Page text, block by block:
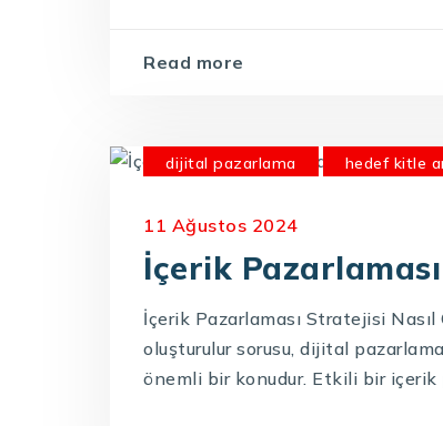
Read more
dijital pazarlama hedef kitle
içerik takvimi
SEO optimizasyonu
sosyal
11 Ağustos 2024
İçerik
İçerik Pazarlaması Stratejisi
oluşturulur sorusu, dijital
önemli bir konudur. Etkili bir içerik